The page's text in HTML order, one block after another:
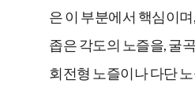
은 이 부분에서 핵심이
좁은 각도의 노즐을, 굴
회전형 노즐이나 다단